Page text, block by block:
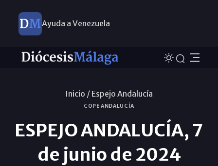
Ayuda a Venezuela
Inicio / Espejo Andalucía
COPE ANDALUCÍA
ESPEJO ANDALUCÍA, 7
de junio de 2024